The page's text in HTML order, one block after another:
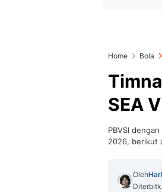
Home Bola
SEA
PBVSI
2026, berikut
Oleh